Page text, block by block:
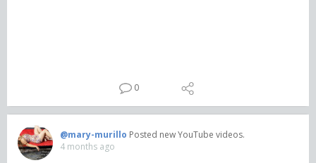
0
@mary-murillo Posted new YouTube videos.
4 months ago